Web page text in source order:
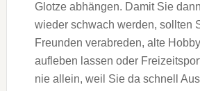
Glotze abhängen. Damit Sie
wieder schwach werden, sollten
Freunden verabreden, alte
aufleben lassen oder
nie allein, weil Sie da schnell